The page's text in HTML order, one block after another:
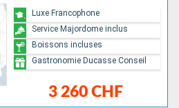
3 260 CHF
Luxe Francophone
Service Majordome inclus
Boissons incluses
Gastronomie Ducasse Conseil